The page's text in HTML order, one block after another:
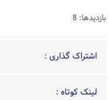
بازدیدها: 8
اشتراک گذاری :
لینک کوتاه :